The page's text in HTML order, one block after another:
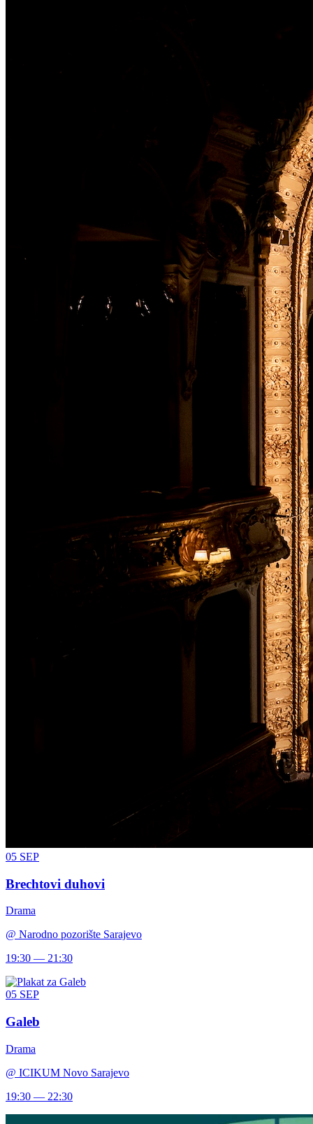
05 SEP
Brechtovi duhovi
Drama
@ Narodno pozorište Sarajevo
19:30 — 21:30
05 SEP
Galeb
Drama
@ ICIKUM Novo Sarajevo
19:30 — 22:30